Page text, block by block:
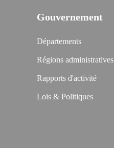
Gouvernement
Départements
Régions administratives
Rapports d'activité
Lois & Politiques